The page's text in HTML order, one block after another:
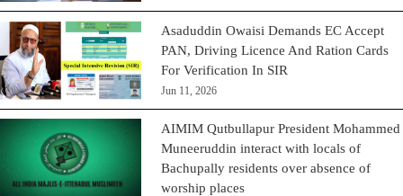
Asaduddin Owaisi Demands EC Accept
PAN, Driving Licence And Ration Cards
For Verification In SIR
Jun 11, 2026
AIMIM Qutbullapur President Mohammed
Muneeruddin interact with locals of
Bachupally residents over absence of
worship places